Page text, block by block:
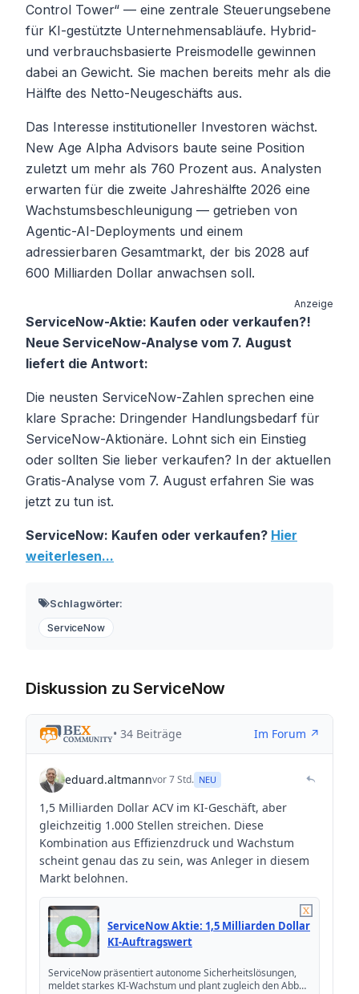
Control Tower“ — eine zentrale Steuerungsebene
für KI-gestützte Unternehmensabläufe. Hybrid-
und verbrauchsbasierte Preismodelle gewinnen
dabei an Gewicht. Sie machen bereits mehr als die
Hälfte des Netto-Neugeschäfts aus.
Das Interesse institutioneller Investoren wächst.
New Age Alpha Advisors baute seine Position
zuletzt um mehr als 760 Prozent aus. Analysten
erwarten für die zweite Jahreshälfte 2026 eine
Wachstumsbeschleunigung — getrieben von
Agentic-AI-Deployments und einem
adressierbaren Gesamtmarkt, der bis 2028 auf
600 Milliarden Dollar anwachsen soll.
Anzeige
ServiceNow-Aktie: Kaufen oder verkaufen?!
Neue ServiceNow-Analyse vom 7. August
liefert die Antwort:
Die neusten ServiceNow-Zahlen sprechen eine
klare Sprache: Dringender Handlungsbedarf für
ServiceNow-Aktionäre. Lohnt sich ein Einstieg
oder sollten Sie lieber verkaufen? In der aktuellen
Gratis-Analyse vom 7. August erfahren Sie was
jetzt zu tun ist.
ServiceNow: Kaufen oder verkaufen? Hier
weiterlesen...
Schlagwörter:
ServiceNow
Diskussion zu ServiceNow